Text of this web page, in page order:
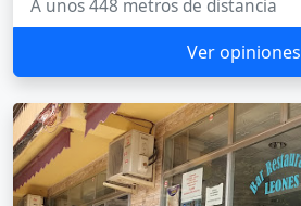
A unos 448 metros de distancia
Ver opiniones